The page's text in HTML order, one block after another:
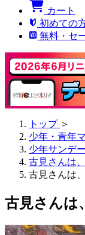
カート
初めての
無料・セ
トップ ＞
少年・青年
少年サンデー
古見さんは
古見さんは
古見さんは